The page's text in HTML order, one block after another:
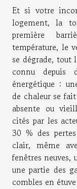
Et si votre
logement, la
première
température, le
se dégrade, tout
connu depuis
énergétique :
de chaleur se
absente ou
cités par les
30 % des
clair, même
fenêtres
une partie des
combles en